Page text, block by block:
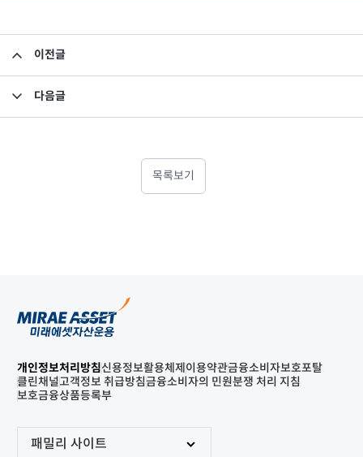
이전글
다음글
목록보기
개인정보처리방침신용정보활용체제 이용약관금융소비자보호포탈
클린채널고객정보 취급방침금융소비자의 민원분쟁 처리 지침
보호금융상품등록부
패밀리 사이트